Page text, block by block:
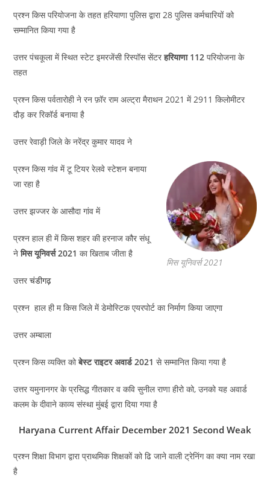
प्रश्न किस परियोजना के तहत हरियाणा पुलिस द्वारा 28 पुलिस कर्मचारियों को
सम्मानित किया गया है
उत्तर पंचकूला में स्थित स्टेट इमरजेंसी रिस्पॉस सेंटरहरियाणा 112 परियोजना के
तहत
प्रश्न किस पर्वतारोही ने रन फ़ॉर राम अल्ट्रा मैराथन 2021 में 2911 किलोमीटर
दौड़ कर रिकॉर्ड बनाया है
उत्तर रेवाड़ी जिले के नरेंद्र कुमार यादव ने
मिस यूनिवर्स 2021
प्रश्न किस गांव में टू टियर रेलवे स्टेशन बनाया
जा रहा है
उत्तर झज्जर के आसौदा गांव में
प्रश्न हाल ही में किस शहर की हरनाज कौर संधू
नेमिस यूनिवर्स 2021 का खिताब जीता है
उत्तरचंडीगढ़
प्रश्न हाल ही म किस जिले में डेमोस्टिक एयरपोर्ट का निर्माण किया जाएगा
उत्तर अम्बाला
प्रश्न किस व्यक्ति कोबेस्ट राइटर अवार्ड 2021 से सम्मानित किया गया है
उत्तर यमुनानगर के प्रसिद्ध गीतकार व कवि सुनील राणा हीरो को, उनको यह अवार्ड
कलम के दीवाने काव्य संस्था मुंबई द्वारा दिया गया है
Haryana Current Affair December 2021 Second Weak
प्रश्न शिक्षा विभाग द्वारा प्राथमिक शिक्षकों को ढि जाने वाली ट्रेनिंग का क्या नाम रखा
है